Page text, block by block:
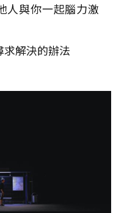
人與你一起腦力激
求解決的辦法